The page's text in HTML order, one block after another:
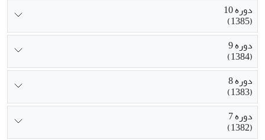
دوره 10
(1385)
دوره 9
(1384)
دوره 8
(1383)
دوره 7
(1382)